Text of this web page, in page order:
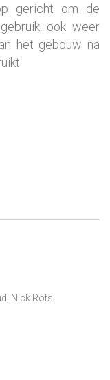
gericht om de
ook weer
het gebouw na
Nick Rots